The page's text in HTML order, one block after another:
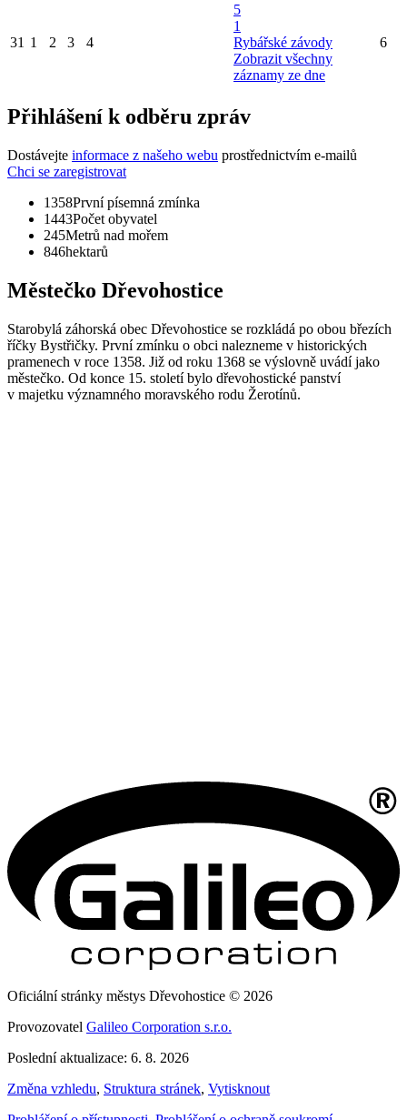
31 1 2 3 4
5
1
Rybářské závody
Zobrazit všechny
záznamy ze dne
6
Přihlášení k odběru zpráv
Dostávejte informace z našeho webu prostřednictvím e-mailů
Chci se zaregistrovat
1358První písemná zmínka
1443Počet obyvatel
245Metrů nad mořem
846hektarů
Městečko Dřevohostice
Starobylá záhorská obec Dřevohostice se rozkládá po obou březích
říčky Bystřičky. První zmínku o obci nalezneme v historických
pramenech v roce 1358. Již od roku 1368 se výslovně uvádí jako
městečko. Od konce 15. století bylo dřevohostické panství
v majetku významného moravského rodu Žerotínů.
Oficiální stránky městys Dřevohostice © 2026
Provozovatel Galileo Corporation s.r.o.
Poslední aktualizace: 6. 8. 2026
Změna vzhledu, Struktura stránek, Vytisknout